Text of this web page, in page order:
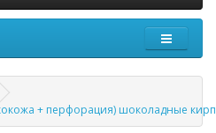
+ перфорация) шоколадные